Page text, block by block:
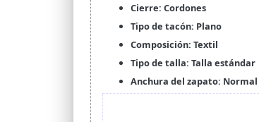
Cierre: Cordones
Tipo de tacón: Plano
Composición: Textil
Tipo de talla: Talla estándar
Anchura del zapato: Normal